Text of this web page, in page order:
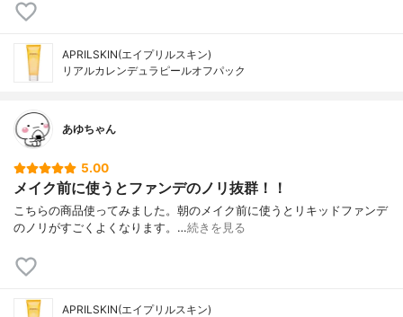
APRILSKIN(エイプリルスキン)
リアルカレンデュラピールオフパック
あゆちゃん
5.00
メイク前に使うとファンデのノリ抜群！！
こちらの商品使ってみました。朝のメイク前に使うとリキッドファンデ
のノリがすごくよくなります。…続きを見る
APRILSKIN(エイプリルスキン)